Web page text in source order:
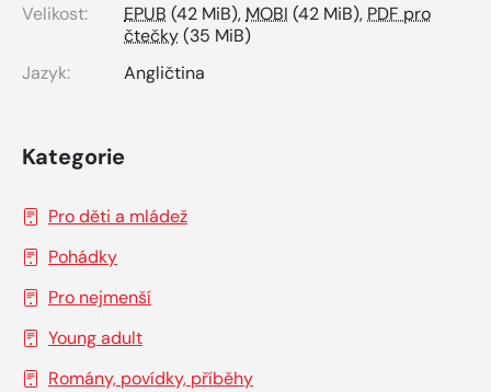
Velikost:
EPUB (42 MiB),MOBI (42 MiB),PDF pro
čtečky(35 MiB)
Jazyk:
Angličtina
Kategorie
Pro děti a mládež
Pohádky
Pro nejmenší
Young adult
Romány, povídky, příběhy